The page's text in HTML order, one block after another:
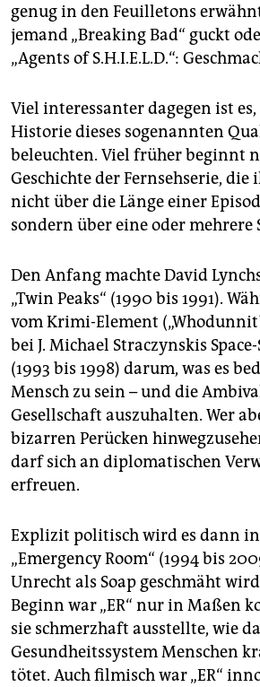
genug in den Feuilletons
jemand „Breaking Bad“ guckt
„Agents of S.H.I.E.L.D.“:
Viel interessanter dagegen ist
Historie dieses sogenannten
beleuchten. Viel früher beginnt
Geschichte der Fernsehserie, die
nicht über die Länge einer
sondern über eine oder mehrere
Den Anfang machte David
„Twin Peaks“ (1990 bis 1991).
vom Krimi-Element
bei J. Michael Straczynskis Space-
(1993 bis 1998) darum, was es
Mensch zu sein – und die
Gesellschaft auszuhalten. Wer
bizarren Perücken
darf sich an diplomatischen
erfreuen.
Explizit politisch wird es dann
„Emergency Room“ (1994 bis
Unrecht als Soap geschmäht
Beginn war „ER“ nur in Maßen
sie schmerzhaft ausstellte, wie
Gesundheitssystem Menschen
tötet. Auch filmisch war „ER“